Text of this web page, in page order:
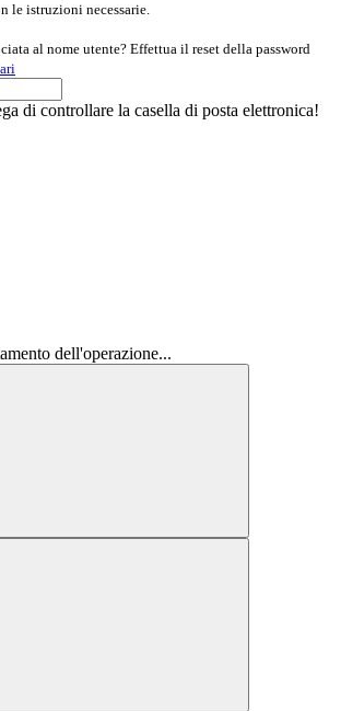
le istruzioni necessarie.
al nome utente? Effettua il reset della password
di controllare la casella di posta elettronica!
dell'operazione...